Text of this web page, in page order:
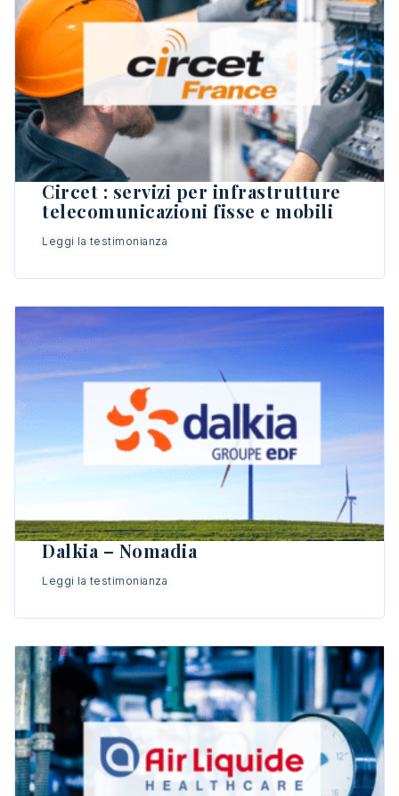
Circet : servizi per infrastrutture
telecomunicazioni fisse e mobili
Leggi la testimonianza
Dalkia – Nomadia
Leggi la testimonianza